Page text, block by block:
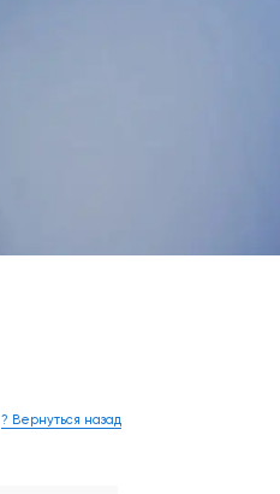
? Вернуться назад